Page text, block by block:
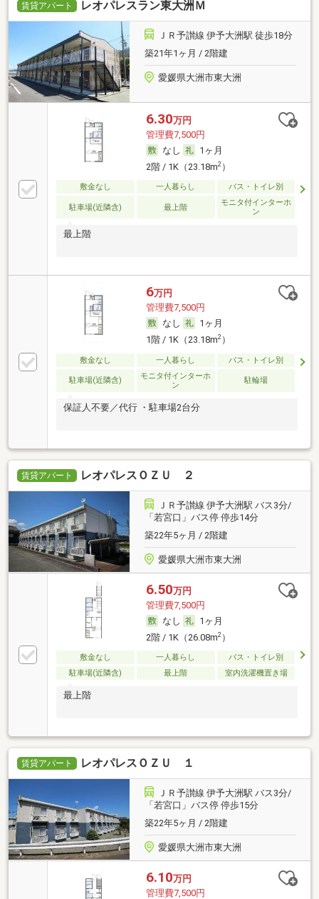
賃貸アパート レオパレスラン東大洲Ｍ
ＪＲ予讃線 伊予大洲駅 徒歩18分
築21年1ヶ月 / 2階建
愛媛県大洲市東大洲
6.30万円
管理費7,500円
なし
1ヶ月
2階 / 1K（23.18m2）
敷金なし 一人暮らし バス・トイレ別
駐車場(近隣含) 最上階
モニタ付インターホ
ン
最上階
6万円
管理費7,500円
なし
1ヶ月
1階 / 1K（23.18m2）
敷金なし 一人暮らし バス・トイレ別
駐車場(近隣含)
モニタ付インターホ
ン
駐輪場
保証人不要／代行 ・駐車場2台分
賃貸アパート レオパレスＯＺＵ ２
ＪＲ予讃線 伊予大洲駅 バス3分/
「若宮口」バス停 停歩14分
築22年5ヶ月 / 2階建
愛媛県大洲市東大洲
6.50万円
管理費7,500円
なし
1ヶ月
2階 / 1K（26.08m2）
敷金なし 一人暮らし
バス・トイレ別
駐車場(近隣含)
最上階 室内洗濯機置き場
最上階
賃貸アパート レオパレスＯＺＵ １
ＪＲ予讃線 伊予大洲駅 バス3分/
「若宮口」バス停 停歩15分
築22年5ヶ月 / 2階建
愛媛県大洲市東大洲
6.10万円
管理費7,500円